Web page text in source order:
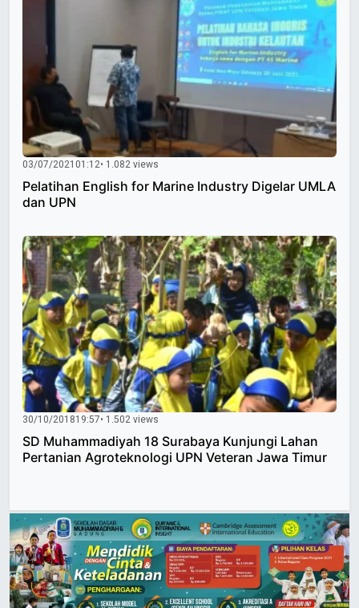
03/07/202101:12• 1.082 views
Pelatihan English for Marine Industry Digelar UMLA
dan UPN
30/10/201819:57• 1.502 views
SD Muhammadiyah 18 Surabaya Kunjungi Lahan
Pertanian Agroteknologi UPN Veteran Jawa Timur